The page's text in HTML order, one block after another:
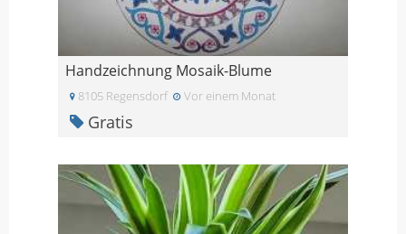
Handzeichnung Mosaik-Blume
8105 Regensdorf Vor einem Monat
Gratis